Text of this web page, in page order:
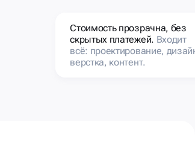
Стоимость прозрачна, без
скрытых платежей. Входит
всё: проектирование,
верстка, контент.